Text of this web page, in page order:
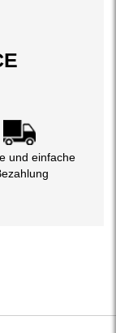
und einfache